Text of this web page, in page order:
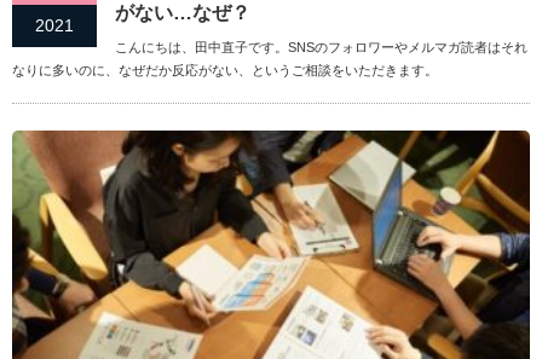
2021
がない…なぜ？
こんにちは、田中直子です。SNSのフォロワーやメルマガ読者はそれ
なりに多いのに、なぜだか反応がない、というご相談をいただきます。